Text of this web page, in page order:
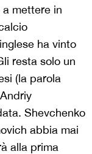
mettere in
ha vinto
resta solo un
(la parola
Shevchenko
abbia mai
alla prima